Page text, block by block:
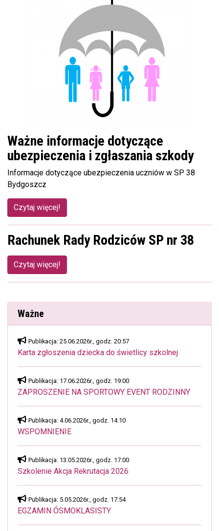
Ważne informacje dotyczące
ubezpieczenia i zgłaszania szkody
Informacje dotyczące ubezpieczenia uczniów w SP 38
Bydgoszcz
Czytaj więcej!
Rachunek Rady Rodziców SP nr 38
Czytaj więcej!
Ważne
Publikacja: 25.06.2026r., godz. 20:57
Karta zgłoszenia dziecka do świetlicy szkolnej
Publikacja: 17.06.2026r., godz. 19:00
ZAPROSZENIE NA SPORTOWY EVENT RODZINNY
Publikacja: 4.06.2026r., godz. 14:10
WSPOMNIENIE
Publikacja: 13.05.2026r., godz. 17:00
Szkolenie Akcja Rekrutacja 2026
Publikacja: 5.05.2026r., godz. 17:54
EGZAMIN ÓSMOKLASISTY